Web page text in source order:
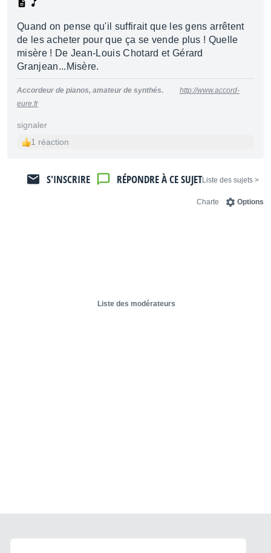
Quand on pense qu'il suffirait que les gens arrêtent
de les acheter pour que ça se vende plus ! Quelle
misère ! De Jean-Louis Chotard et Gérard
Granjean...Misère.
Accordeur de pianos, amateur de synthés.
http://www.accord-
eure.fr
signaler
1 réaction
< Liste des sujets
RÉPONDRE À CE SUJET
S'INSCRIRE
Options
Charte
Liste des modérateurs